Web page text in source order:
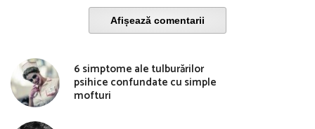
Afișează comentarii
6 simptome ale tulburărilor
psihice confundate cu simple
mofturi